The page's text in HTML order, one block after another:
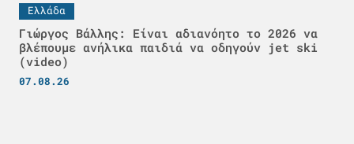
Ελλάδα
Γιώργος Βάλλης: Είναι αδιανόητο το 2026 να
βλέπουμε ανήλικα παιδιά να οδηγούν jet ski
(video)
07.08.26